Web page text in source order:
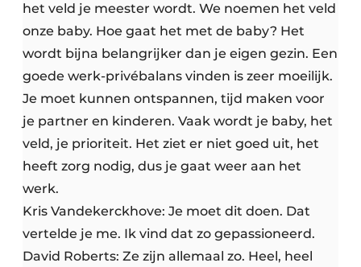
het veld je meester wordt. We noemen het veld
onze baby. Hoe gaat het met de baby? Het
wordt bijna belangrijker dan je eigen gezin. Een
goede werk-privébalans vinden is zeer moeilijk.
Je moet kunnen ontspannen, tijd maken voor
je partner en kinderen. Vaak wordt je baby, het
veld, je prioriteit. Het ziet er niet goed uit, het
heeft zorg nodig, dus je gaat weer aan het
werk.
Kris Vandekerckhove: Je moet dit doen. Dat
vertelde je me. Ik vind dat zo gepassioneerd.
David Roberts: Ze zijn allemaal zo. Heel, heel